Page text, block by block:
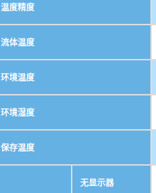
温度精度
流体温度
环境温度
环境湿度
保存温度
无显示器